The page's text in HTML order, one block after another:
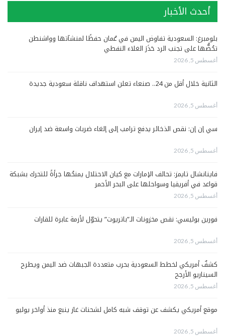
أحدث الأخبار
بلومبرغ: السعودية تفاوض اليمن في عُمان حفظًا لمنشآتها وواشنطن
تحُضُّها على تجنب الرد حَذَرَ الغلاء النفطي
أغسطس 5, 2026
الثانية خلال أقل من 24.. صنعاء تعلن استهداف ناقلة سعودية جديدة
أغسطس 5, 2026
سي إن إن: نقص الذخائر يدفع ترامب إلى إلغاء ضربات واسعة ضد إيران
أغسطس 5, 2026
فاينانشال تايمز: تحالف الإمارات مع كيان الاحتلال يمنحُها جرأةً للتحرك بشبكة
قواعد في أفريقيا وسواحلها على البحر الأحمر
أغسطس 5, 2026
فورين بوليسي: نقص مخزونات الـ”باتريوت” يتحوّل لأزمة عابرة للقارات
أغسطس 5, 2026
كشفٌ أمريكي لخطط السعودية بحرب متعددة الجبهات ضد اليمن ويطرح
السيناريو الأرجح
أغسطس 5, 2026
موقع أمريكي يكشف عن توقف شبه كامل لشحنات غاز ينبع منذ أواخر يوليو
أغسطس 5, 2026